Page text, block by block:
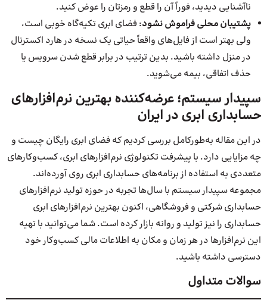
ناآشنایی دیدید، فوراً آن را قطع و رمزتان را عوض کنید.
پشتیبان محلی فراموش نشود: فضای ابری تکیه‌گاه خوبی است،
ولی بهتر است از فایل‌های واقعاً حیاتی یک نسخه در هارد اکسترنال
در منزل داشته باشید. بدین ترتیب در برابر قطع شدن سرویس یا
حذف اتفاقی، بیمه می‌شوید.
سپیدار سیستم؛ عرضه‌کننده بهترین نرم‌افزارهای
حسابداری ابری در ایران
در این مقاله به‌طورکامل بررسی کردیم که فضای ابری رایگان چیست و
چه مزایایی دارد. با پیشرفت تکنولوژی نرم‌افزارهای ابری، کسب‌و‌کارهای
متعددی به استفاده از برنامه‌های حسابداری ابری روی آورده‌اند.
مجموعه سپیدار سیستم با سال‌ها تجربه در حوزه تولید نرم‌افزارهای
حسابداری شرکتی و فروشگاهی، اکنون بهترین نرم‌افزارهای ابری
حسابداری را نیز تولید و روانه بازار کرده است. شما می‌توانید با تهیه
این نرم‌افزارها در هر زمان و مکان به اطلاعات مالی کسب‌و‌کار خود
دسترسی داشته باشید.
سوالات متداول